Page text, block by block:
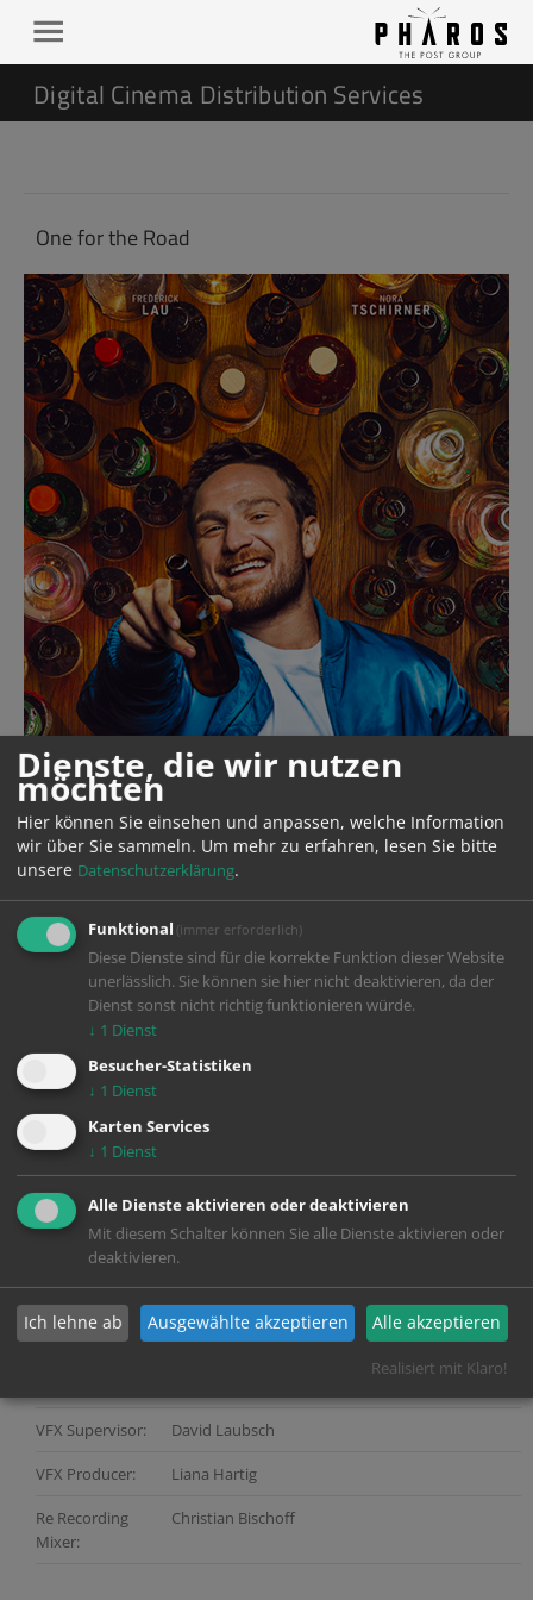
Digital Cinema Distribution Services
One for the Road
2023
Production
Company:
Filmproduktion
Producer:
Quirin Berg | Markus Goller | Max Wiedemann |
Dop: Philip Peschlow
Color Grading: Traudl Nicholson
VFX Supervisor: David Laubsch
VFX Producer: Liana Hartig
Re Recording
Mixer:
Christian Bischoff
Dienste, die wir nutzen
möchten
Hier können Sie einsehen und anpassen, welche Information
wir über Sie sammeln. Um mehr zu erfahren, lesen Sie bitte
unsere Datenschutzerklärung.
Funktional (immer erforderlich)
Diese Dienste sind für die korrekte Funktion dieser Website
unerlässlich. Sie können sie hier nicht deaktivieren, da der
Dienst sonst nicht richtig funktionieren würde.
↓ 1 Dienst
Besucher-Statistiken
↓ 1 Dienst
Karten Services
↓ 1 Dienst
Alle Dienste aktivieren oder deaktivieren
Mit diesem Schalter können Sie alle Dienste aktivieren oder
deaktivieren.
Ich lehne ab Ausgewählte akzeptieren Alle akzeptieren
Realisiert mit Klaro!